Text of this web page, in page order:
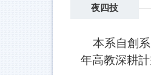
夜四技
本系自創
年高教深耕